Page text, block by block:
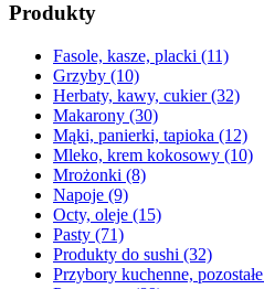
Produkty
Fasole, kasze, placki (11)
Grzyby (10)
Herbaty, kawy, cukier(32)
Makarony (30)
Mąki, panierki, tapioka (12)
Mleko, krem kokosowy (10)
Mrożonki (8)
Napoje (9)
Octy, oleje (15)
Pasty (71)
Produkty do sushi (32)
Przybory kuchenne, pozostałe